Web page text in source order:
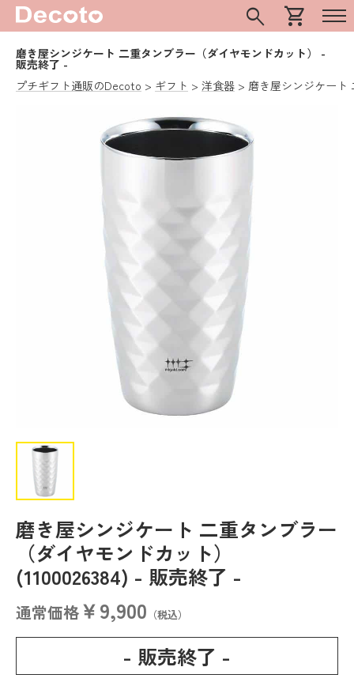
search shopping_cart
磨き屋シンジケート 二重タンブラー（ダイヤモンドカット） -
販売終了 -
プチギフト通販のDecoto
ギフト 洋食器 磨き屋シンジケート
磨き屋シンジケート 二重タンブラー
（ダイヤモンドカット）
(1100026384) - 販売終了 -
通常価格￥9,900 （税込）
- 販売終了 -